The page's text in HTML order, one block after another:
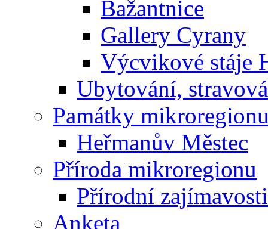
Bažantnice
Gallery Cyrany
Výcvikové stáje
Ubytování,
Památky
Heřmanův Městec
Příroda mikroregionu
Přírodní zajímavosti
Anketa